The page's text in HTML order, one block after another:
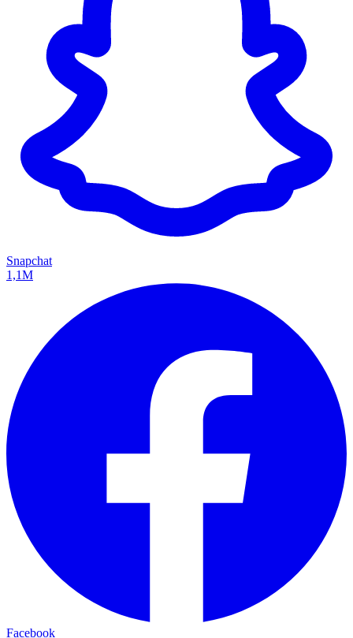
Snapchat
1,1M
Facebook